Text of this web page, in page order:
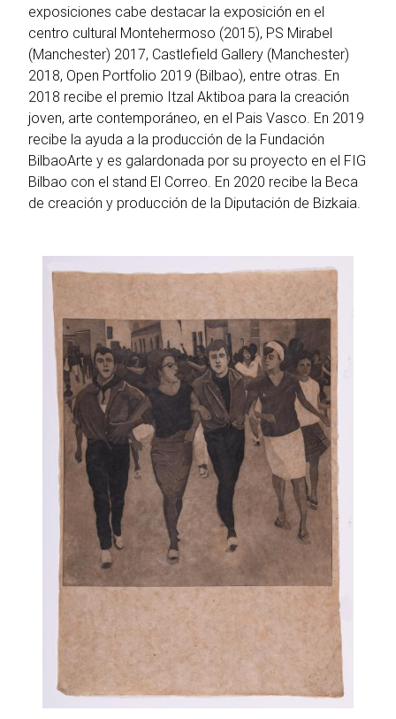
exposiciones cabe destacar la exposición en el
centro cultural Montehermoso (2015), PS Mirabel
(Manchester) 2017, Castlefield Gallery (Manchester)
2018, Open Portfolio 2019 (Bilbao), entre otras. En
2018 recibe el premio Itzal Aktiboa para la creación
joven, arte contemporáneo, en el Pais Vasco. En 2019
recibe la ayuda a la producción de la Fundación
BilbaoArte y es galardonada por su proyecto en el FIG
Bilbao con el stand El Correo. En 2020 recibe la Beca
de creación y producción de la Diputación de Bizkaia.